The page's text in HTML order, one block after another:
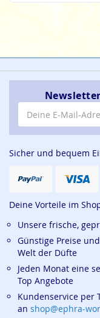
Newsletter
E-Mail-Adresse
Sicher und bequem
Deine Vorteile im
Unsere frische,
Günstige Preise
Welt der Düfte
Jeden Monat eine
Top Angebote
Kundenservice per
an shop@ephra-